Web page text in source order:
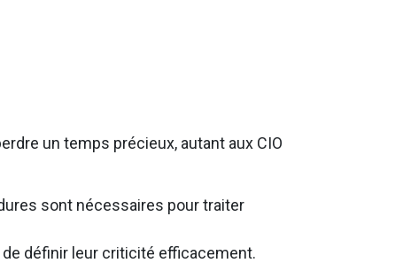
un temps précieux, autant aux CIO
sont nécessaires pour traiter
définir leur criticité efficacement.